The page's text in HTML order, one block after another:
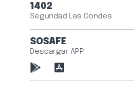
1402
Seguridad Las Condes
SOSAFE
Descargar APP